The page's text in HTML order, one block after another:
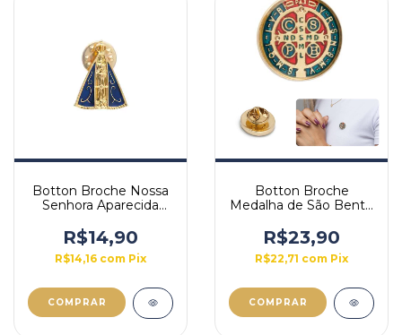
Botton Broche Nossa
Senhora Aparecida
R$14,90
R$14,16 com Pix
Botton Broche
Medalha de São Bento
R$23,90
R$22,71 com Pix